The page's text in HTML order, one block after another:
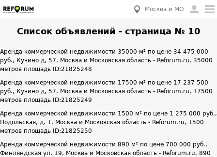
Москва и МО
Список объявлений - страница № 10
Аренда коммерческой недвижимости 35000 м² по цене 34 475 000
руб., Кучино д, 57, Москва и Московская область - Reforum.ru, 35000
метров площадь ID:21825248
Аренда коммерческой недвижимости 17500 м² по цене 17 237 500
руб., Кучино д, 57, Москва и Московская область - Reforum.ru, 17500
метров площадь ID:21825249
Аренда коммерческой недвижимости 1500 м² по цене 1 275 000 руб.,
Подольская, д. 1, Москва и Московская область - Reforum.ru, 1500
метров площадь ID:21825250
Аренда коммерческой недвижимости 890 м² по цене 700 000 руб.,
Финляндская ул, 19, Москва и Московская область - Reforum.ru, 890